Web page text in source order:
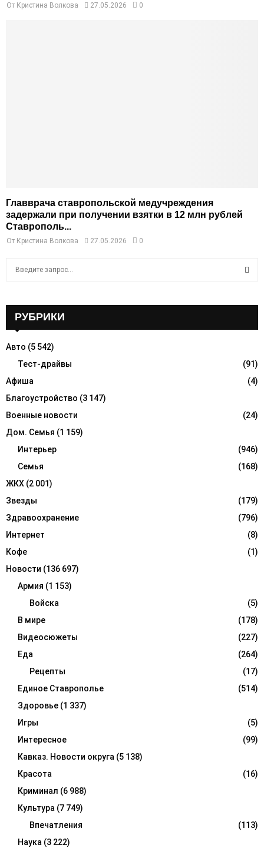
От Кристина Волкова 27.05.2026 0
Главврача ставропольской медучреждения
задержали при получении взятки в 12 млн рублей
Ставрополь...
От Кристина Волкова 27.05.2026 0
o
R
C
H
РУБРИКИ
Авто (5 542)
Тест-драйвы
(91)
Афиша
(4)
Благоустройство (3 147)
Военные новости
(24)
Дом. Семья (1 159)
Интерьер
(946)
Семья
(168)
ЖКХ (2 001)
Звезды
(179)
Здравоохранение
(796)
Интернет
(8)
Кофе
(1)
Новости (136 697)
Армия (1 153)
Войска
(5)
В мире
(178)
Видеосюжеты
(227)
Еда
(264)
Рецепты
(17)
Единое Ставрополье
(514)
Здоровье (1 337)
Игры
(5)
Интересное
(99)
Кавказ. Новости округа (5 138)
Красота
(16)
Криминал (6 988)
Культура (7 749)
Впечатления
(113)
Наука (3 222)